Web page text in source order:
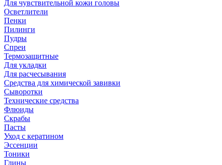
Для чувствительной кожи головы
Осветлители
Пенки
Пилинги
Пудры
Спреи
Термозащитные
Для укладки
Для расчесывания
Средства для химической завивки
Сыворотки
Технические средства
Флюиды
Скрабы
Пасты
Уход с кератином
Эссенции
Тоники
Глины